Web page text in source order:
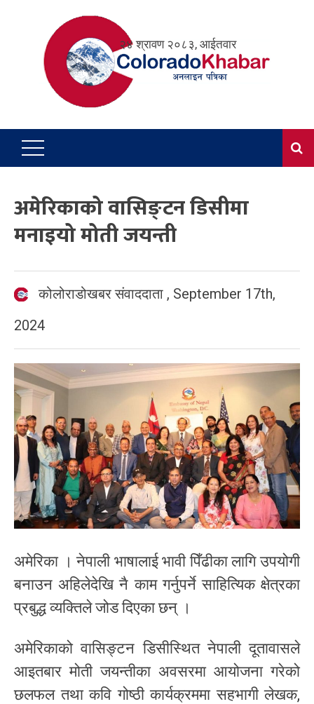
२४ श्रावण २०८३, आईतवार
अमेरिकाको वासिङ्टन डिसीमा
मनाइयो मोती जयन्ती
कोलोराडोखबर संवाददाता , September 17th,
2024
अमेरिका । नेपाली भाषालाई भावी पिँढीका लागि उपयोगी
बनाउन अहिलेदेखि नै काम गर्नुपर्ने साहित्यिक क्षेत्रका
प्रबुद्ध व्यक्तिले जोड दिएका छन् ।
अमेरिकाको वासिङ्टन डिसीस्थित नेपाली दूतावासले
आइतबार मोती जयन्तीका अवसरमा आयोजना गरेको
छलफल तथा कवि गोष्ठी कार्यक्रममा सहभागी लेखक,